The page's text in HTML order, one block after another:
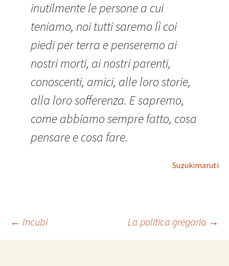
inutilmente le persone a cui
teniamo, noi tutti saremo lì coi
piedi per terra e penseremo ai
nostri morti, ai nostri parenti,
conoscenti, amici, alle loro storie,
alla loro sofferenza. E sapremo,
come abbiamo sempre fatto, cosa
pensare e cosa fare.
Suzukimaruti
Navigazione
← Incubi La politica gregaria →